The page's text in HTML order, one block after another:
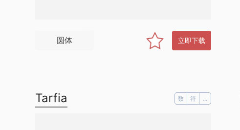
圆体 立即下载
Tarfia 数 符 ...